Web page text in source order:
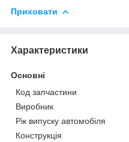
Приховати
Характеристики
Основні
Код запчастини
Виробник
Рік випуску автомобіля
Конструкція